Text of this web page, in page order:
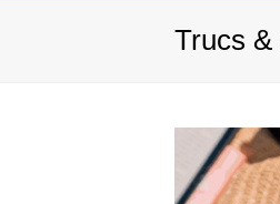
Trucs &